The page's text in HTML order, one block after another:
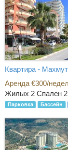
Квартира -
Аренда €300/
Жилых 2 Спален 2
Парковка Бассейн